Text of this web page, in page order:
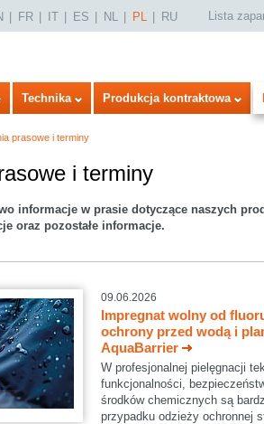
FR IT ES NL PL RU Lista
Technika Produkcja kontraktowa
prasowe i terminy
i terminy
informacje w prasie dotyczące naszych
oraz pozostałe informacje.
09.06.2026
Impregnat wolny od
ochrony przed wodą i
AquaBarrier
W profesjonalnej pielęgnacji
funkcjonalności,
środków chemicznych są
przypadku odzieży ochronnej